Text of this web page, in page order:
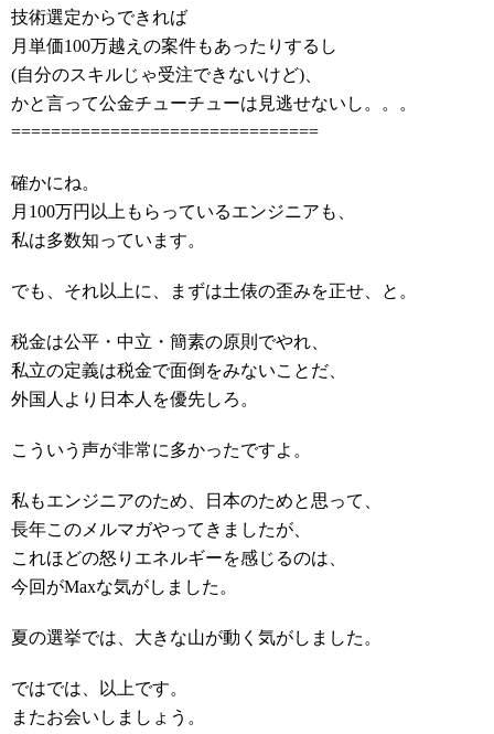
技術選定からできれば
月単価100万越えの案件もあったりするし
(自分のスキルじゃ受注できないけど)、
かと言って公金チューチューは見逃せないし。。。
===============================
確かにね。
月100万円以上もらっているエンジニアも、
私は多数知っています。
でも、それ以上に、まずは土俵の歪みを正せ、と。
税金は公平・中立・簡素の原則でやれ、
私立の定義は税金で面倒をみないことだ、
外国人より日本人を優先しろ。
こういう声が非常に多かったですよ。
私もエンジニアのため、日本のためと思って、
長年このメルマガやってきましたが、
これほどの怒りエネルギーを感じるのは、
今回がMaxな気がしました。
夏の選挙では、大きな山が動く気がしました。
ではでは、以上です。
またお会いしましょう。